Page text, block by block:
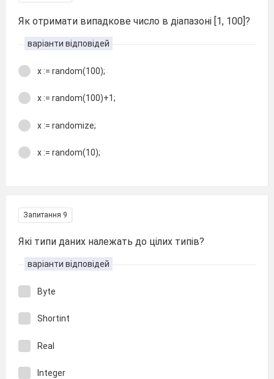
Як отримати випадкове число в діапазоні [1, 100]?
варіанти відповідей
x := random(100);
x := random(100)+1;
x := randomize;
x := random(10);
Запитання 9
Які типи даних належать до цілих типів?
варіанти відповідей
Byte
Shortint
Real
Іnteger